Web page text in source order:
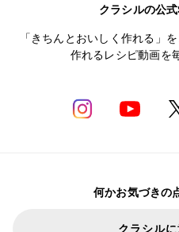
クラシルの公
「きちんとおいしく作れる」
作れるレシピ動画を
何かお気づきの
クラシル